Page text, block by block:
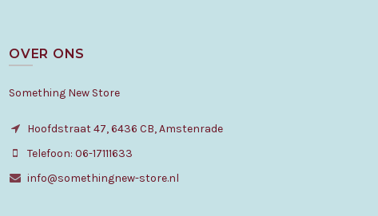
OVER ONS
Something New Store
Hoofdstraat 47, 6436 CB, Amstenrade
Telefoon: 06-17111633
info@somethingnew-store.nl